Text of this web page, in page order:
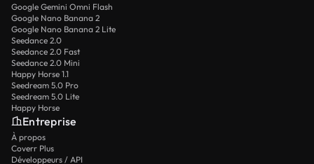
Google Gemini Omni Flash
Google Nano Banana 2
Google Nano Banana 2 Lite
Seedance 2.0
Seedance 2.0 Fast
Seedance 2.0 Mini
Happy Horse 1.1
Seedream 5.0 Pro
Seedream 5.0 Lite
Happy Horse
Entreprise
À propos
Coverr Plus
Développeurs / API